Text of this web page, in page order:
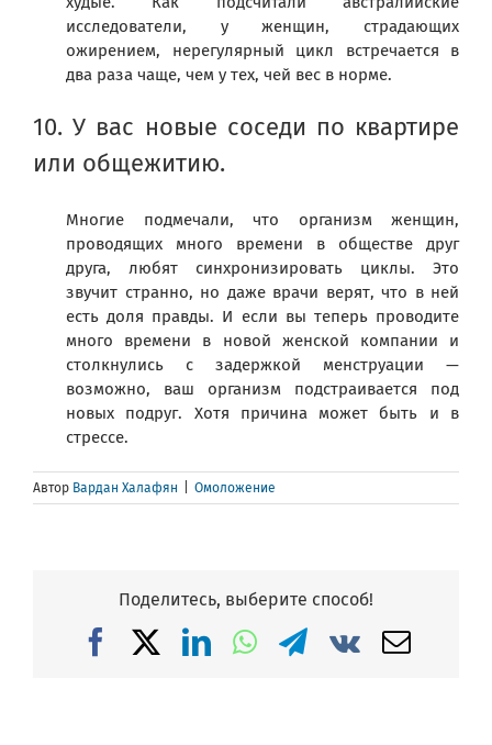
исследователи, у женщин, страдающих
ожирением, нерегулярный цикл встречается в
два раза чаще, чем у тех, чей вес в норме.
10. У вас новые соседи по квартире
или общежитию.
Многие подмечали, что организм женщин,
проводящих много времени в обществе друг
друга, любят синхронизировать циклы. Это
звучит странно, но даже врачи верят, что в ней
есть доля правды. И если вы теперь проводите
много времени в новой женской компании и
столкнулись с задержкой менструации —
возможно, ваш организм подстраивается под
новых подруг. Хотя причина может быть и в
стрессе.
Автор Вардан Халафян Омоложение
Поделитесь, выберите способ!
FacebookLinkedIn
WhatsApp
Telegram
Vk Email